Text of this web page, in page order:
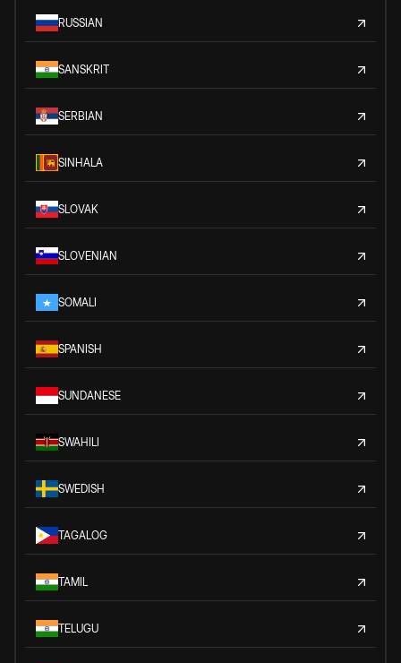
RUSSIAN
SANSKRIT
SERBIAN
SINHALA
SLOVAK
SLOVENIAN
SOMALI
SPANISH
SUNDANESE
SWAHILI
SWEDISH
TAGALOG
TAMIL
TELUGU